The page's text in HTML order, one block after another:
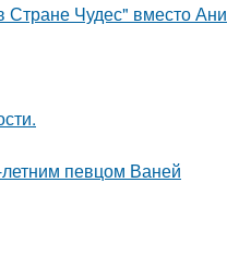
Стране Чудес" вместо Ани
певцом Ваней